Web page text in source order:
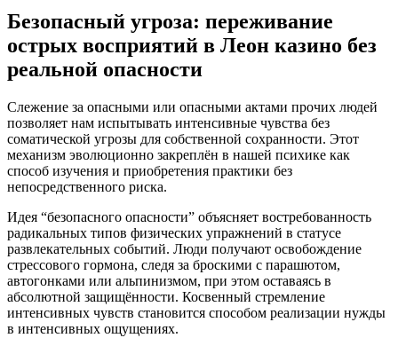
Безопасный угроза: переживание
острых восприятий в Леон казино без
реальной опасности
Слежение за опасными или опасными актами прочих людей
позволяет нам испытывать интенсивные чувства без
соматической угрозы для собственной сохранности. Этот
механизм эволюционно закреплён в нашей психике как
способ изучения и приобретения практики без
непосредственного риска.
Идея “безопасного опасности” объясняет востребованность
радикальных типов физических упражнений в статусе
развлекательных событий. Люди получают освобождение
стрессового гормона, следя за броскими с парашютом,
автогонками или альпинизмом, при этом оставаясь в
абсолютной защищённости. Косвенный стремление
интенсивных чувств становится способом реализации нужды
в интенсивных ощущениях.